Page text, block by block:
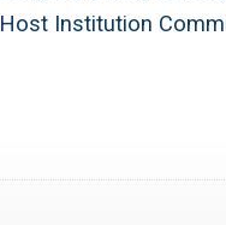
Host Institution